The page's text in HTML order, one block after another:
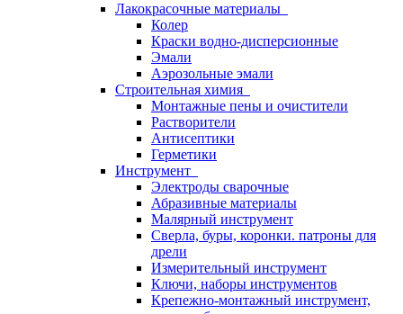
Лакокрасочные материалы
Колер
Краски водно-дисперсионные
Эмали
Аэрозольные эмали
Строительная химия
Монтажные пены и очистители
Растворители
Антисептики
Герметики
Инструмент
Электроды сварочные
Абразивные материалы
Малярный инструмент
Сверла, буры, коронки. патроны для
дрели
Измерительный инструмент
Ключи, наборы инструментов
Крепежно-монтажный инструмент,